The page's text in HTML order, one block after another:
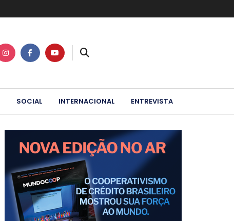
SOCIAL INTERNACIONAL ENTREVISTA